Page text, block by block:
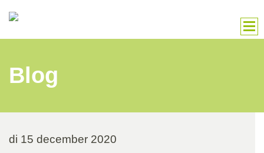
Blog
di 15 december 2020